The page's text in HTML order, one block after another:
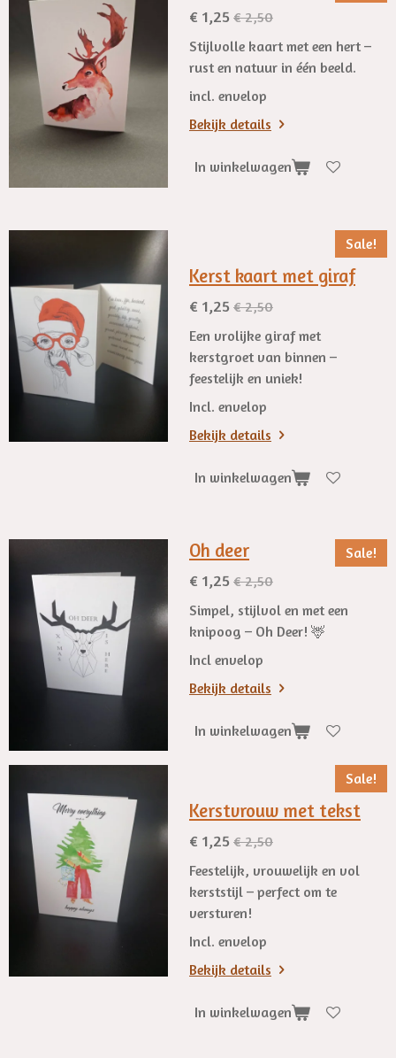
€ 1,25 € 2,50
Stijlvolle kaart met een hert –
rust en natuur in één beeld.
incl. envelop
Bekijk details
In winkelwagen
Sale!
Kerst kaart met giraf
€ 1,25 € 2,50
Een vrolijke giraf met
kerstgroet van binnen –
feestelijk en uniek!
Incl. envelop
Bekijk details
In winkelwagen
Sale!
Oh deer
€ 1,25 € 2,50
Simpel, stijlvol en met een
knipoog – Oh Deer! 🦌
Incl envelop
Bekijk details
In winkelwagen
Sale!
Kerstvrouw met tekst
€ 1,25 € 2,50
Feestelijk, vrouwelijk en vol
kerststijl – perfect om te
versturen!
Incl. envelop
Bekijk details
In winkelwagen